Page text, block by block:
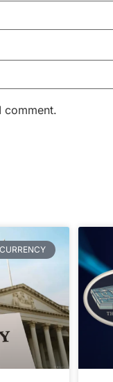
comment.